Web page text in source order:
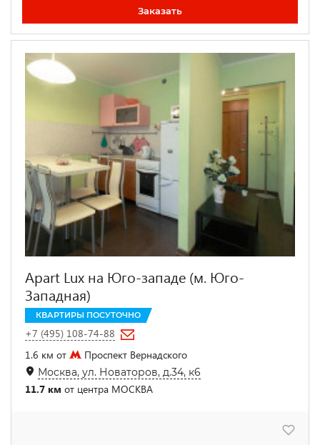
Заказать
Apart Lux на Юго-западе (м. Юго-
Западная)
КВАРТИРЫ ПОСУТОЧНО
+7 (495) 108-74-88
1.6 км от
Проспект Вернадского
Москва, ул. Новаторов, д.34, к6
11.7 км от центра МОСКВА